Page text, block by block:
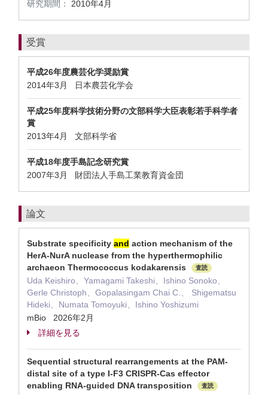
研究期間：
2010年4月
受賞
平成26年度農芸化学奨励賞
2014年3月 日本農芸化学会
平成25年度科学技術分野の文部科学大臣表彰若手科学者
賞
2013年4月 文部科学省
平成18年度手島記念研究賞
2007年3月 財団法人手島工業教育資金団
論文
Substrate specificity and action mechanism of the
HerA-NurA nuclease from the hyperthermophilic
archaeon Thermococcus kodakarensis
査読
Uda Keishiro、Yamagami Takeshi、Ishino Sonoko、
Gerle Christoph、Gopalasingam Chai C.、 Shigematsu
Hideki、Numata Tomoyuki、Ishino Yoshizumi
mBio 2026年2月
詳細を見る
Sequential structural rearrangements at the PAM-
distal site of a type I-F3 CRISPR-Cas effector
enabling RNA-guided DNA transposition
査読